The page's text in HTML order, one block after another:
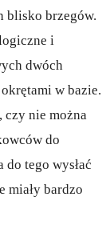
blisko brzegów.
i
dwóch
w bazie.
czy nie można
do
do tego wysłać
miały bardzo